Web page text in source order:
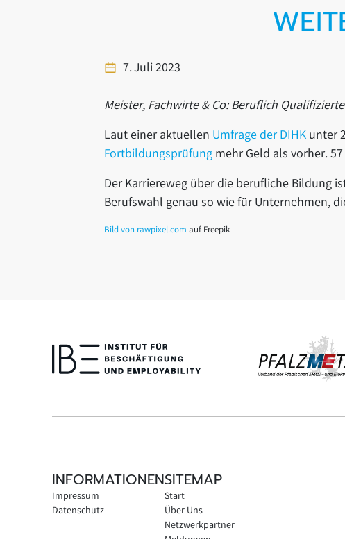
7. Juli 2023
Meister, Fachwirte & Co: Beruflich
Laut einer aktuellen Umfrage der DIHKunter
Fortbildungsprüfungmehr Geld als vorher.
Der Karriereweg über die berufliche Bildung
Berufswahl genau so wie für Unternehmen,
Bild von rawpixel.com auf Freepik
INFORMATIONEN
Impressum
Datenschutz
SITEMAP
Start
Über Uns
Netzwerkpartner